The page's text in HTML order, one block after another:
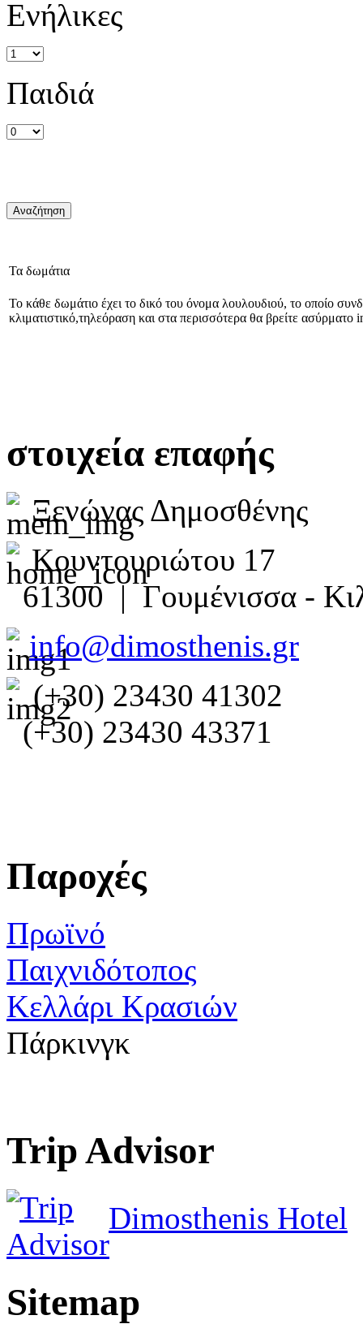
Ενήλικες
Παιδιά
Τα δωμάτια
Το κάθε δωμάτιο έχει το δικό του όνομα λουλουδιού, το οποίο
κλιματιστικό,τηλεόραση και στα περισσότερα θα βρείτε ασύρματο
στοιχεία επαφής
Ξενώνας Δημοσθένης
Κουντουριώτου 17
61300 | Γουμένισσα -
info@dimosthenis.gr
(+30) 23430 41302
(+30) 23430 43371
Παροχές
Πρωϊνό
Παιχνιδότοπος
Κελλάρι Κρασιών
Πάρκινγκ
Trip Advisor
Dimosthenis Hotel
Sitemap